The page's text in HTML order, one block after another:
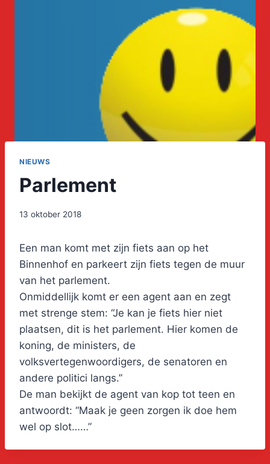
NIEUWS
Parlement
13 oktober 2018
Een man komt met zijn fiets aan op het
Binnenhof en parkeert zijn fiets tegen de muur
van het parlement.
Onmiddellijk komt er een agent aan en zegt
met strenge stem: “Je kan je fiets hier niet
plaatsen, dit is het parlement. Hier komen de
koning, de ministers, de
volksvertegenwoordigers, de senatoren en
andere politici langs.”
De man bekijkt de agent van kop tot teen en
antwoordt: “Maak je geen zorgen ik doe hem
wel op slot……”